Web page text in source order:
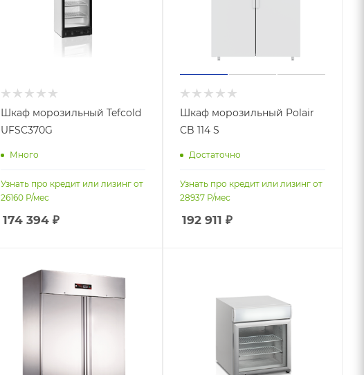
Шкаф морозильный Tefcold
UFSC370G
Много
Узнать про кредит или лизинг от
26160Р/мес
174 394₽
Шкаф морозильный Polair
CB 114 S
Достаточно
Узнать про кредит или лизинг от
28937 Р/мес
192 911 ₽